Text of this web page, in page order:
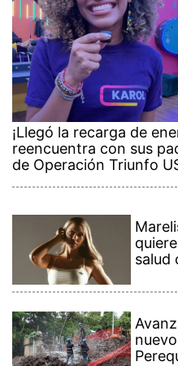
¡Llegó la recarga de
reencuentra con sus
de Operación Triunfo
salud